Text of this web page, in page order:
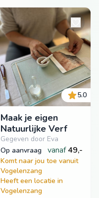
5.0
Maak je eigen
Natuurlijke Verf
Gegeven door Eva
op aanvraag
vanaf 49,-
Komt naar jou toe vanuit
Vogelenzang
Heeft een locatie in
Vogelenzang